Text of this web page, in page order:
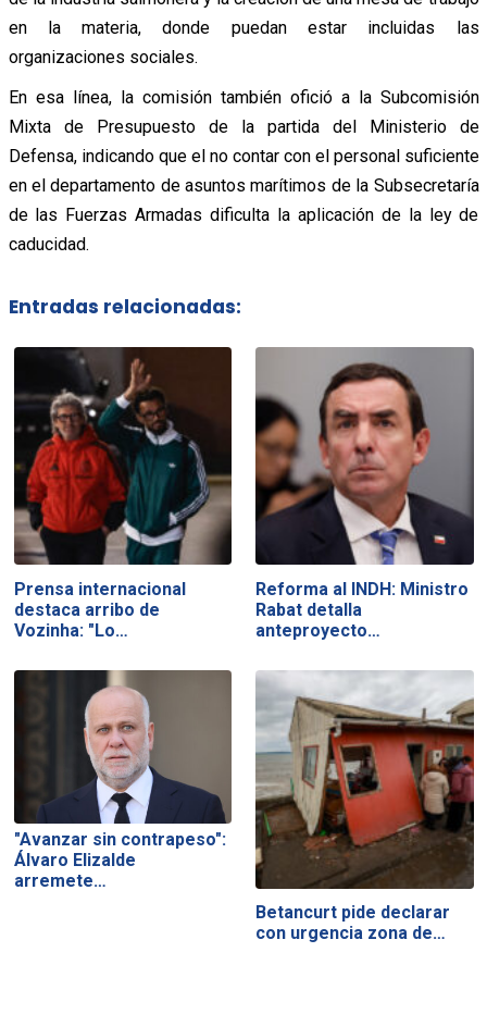
en la materia, donde puedan estar incluidas las
organizaciones sociales.
En esa línea, la comisión también ofició a la Subcomisión
Mixta de Presupuesto de la partida del Ministerio de
Defensa, indicando que el no contar con el personal suficiente
en el departamento de asuntos marítimos de la Subsecretaría
de las Fuerzas Armadas dificulta la aplicación de la ley de
caducidad.
Entradas relacionadas:
Prensa internacional
destaca arribo de
Vozinha: "Lo…
Reforma al INDH: Ministro
Rabat detalla
anteproyecto…
"Avanzar sin contrapeso":
Álvaro Elizalde
arremete…
Betancurt pide declarar
con urgencia zona de…